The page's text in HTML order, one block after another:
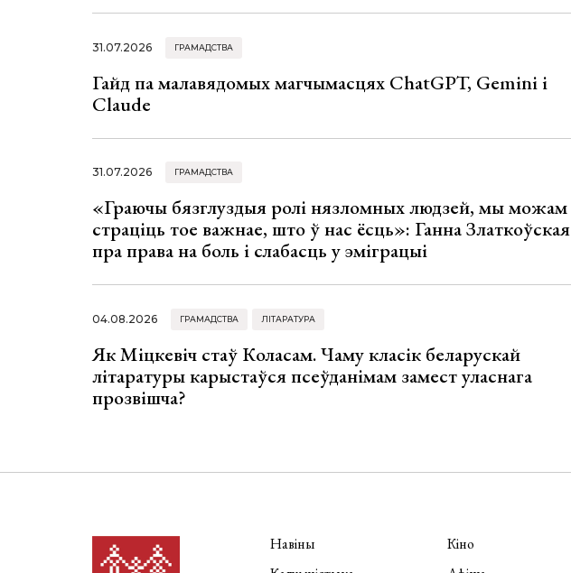
31.07.2026 ГРАМАДСТВА
Гайд па малавядомых магчымасцях ChatGPT, Gemini і
Claude
31.07.2026 ГРАМАДСТВА
«Граючы бязглуздыя ролі нязломных людзей, мы можам
страціць тое важнае, што ў нас ёсць»: Ганна Златкоўская
пра права на боль і слабасць у эміграцыі
04.08.2026 ГРАМАДСТВА ЛІТАРАТУРА
Як Міцкевіч стаў Коласам. Чаму класік беларускай
літаратуры карыстаўся псеўданімам замест уласнага
прозвішча?
Навіны
Кіно